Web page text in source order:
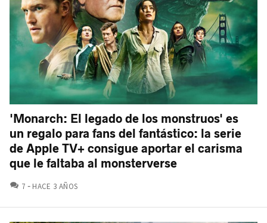
'Monarch: El legado de los monstruos' es
un regalo para fans del fantástico: la serie
de Apple TV+ consigue aportar el carisma
que le faltaba al monsterverse
7 COMENTARIOS
HACE 3 AÑOS